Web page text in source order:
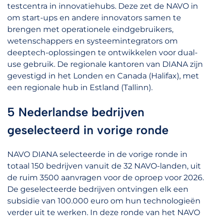
testcentra in innovatiehubs. Deze zet de NAVO in
om start-ups en andere innovators samen te
brengen met operationele eindgebruikers,
wetenschappers en systeemintegrators om
deeptech-oplossingen te ontwikkelen voor dual-
use gebruik. De regionale kantoren van DIANA zijn
gevestigd in het Londen en Canada (Halifax), met
een regionale hub in Estland (Tallinn).
5 Nederlandse bedrijven
geselecteerd in vorige ronde
NAVO DIANA selecteerde in de vorige ronde in
totaal 150 bedrijven vanuit de 32 NAVO-landen, uit
de ruim 3500 aanvragen voor de oproep voor 2026.
De geselecteerde bedrijven ontvingen elk een
subsidie van 100.000 euro om hun technologieën
verder uit te werken. In deze ronde van het NAVO